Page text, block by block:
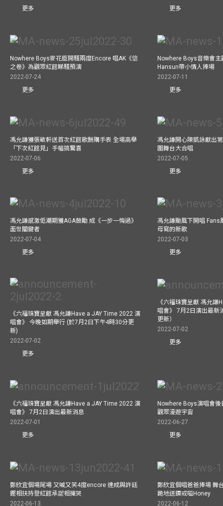
更多
更多
Nowhere Boys麥花臣開騷兩度Encore 唱AK《信
之卷》為觀眾紅館睇騷預演
2022-07-24
更多
Nowhere Boys音樂會
Hansun帶小情人捧場
2022-07-11
更多
馮允謙獲張敬軒送首次紅館歌酬購手表 全場高舉
「下次紅館見」手幅搞驚喜
2022-07-06
更多
馮允謙開心陳凱詠獻出
圍舞台大合唱
2022-07-05
更多
馮允謙感激低潮期獲AGA鼓勵 成《一步一悔過》
面世關鍵者
2022-07-04
更多
馮允謙颱風下開唱 Fans
母寫的新歌
2022-07-03
更多
《六福珠寶呈獻 馮允謙Have a JAY Time 2022 演
唱會》 今晚如期舉行 (於7月2日下午4時30分更
新)
2022-07-02
更多
《六福珠寶呈獻 馮允謙
唱會》 7月2日演出最新
更新）
2022-07-02
更多
《六福珠寶呈獻 馮允謙Have a JAY Time 2022 演
唱會》 7月2日演出最新消息
2022-07-01
更多
Nowhere Boys演唱會
觀眾漫遊宇宙
2022-06-27
更多
鄭欣宜個場尾場 又喊又笑4度encore 達成與許廷
鏗相扶持登紅館承諾相擁哭
2022-06-13
鄭欣宜個唱爸爸捧場 舞
跪地送鑽戒嗌Honey
2022-06-12